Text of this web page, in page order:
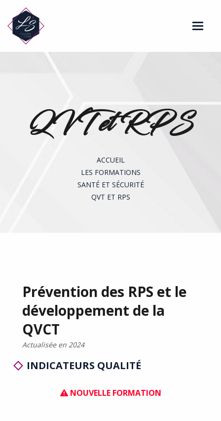
La société
Qui suis-je ?
QVT et RPS
ACCUEIL
LES FORMATIONS
SANTÉ ET SÉCURITÉ
QVT ET RPS
Prévention des RPS et le
développement de la
QVCT
Actualisée en 2024
INDICATEURS QUALITÉ
NOUVELLE FORMATION